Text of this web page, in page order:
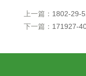
上一篇： 1802-29-
下一篇： 171927-